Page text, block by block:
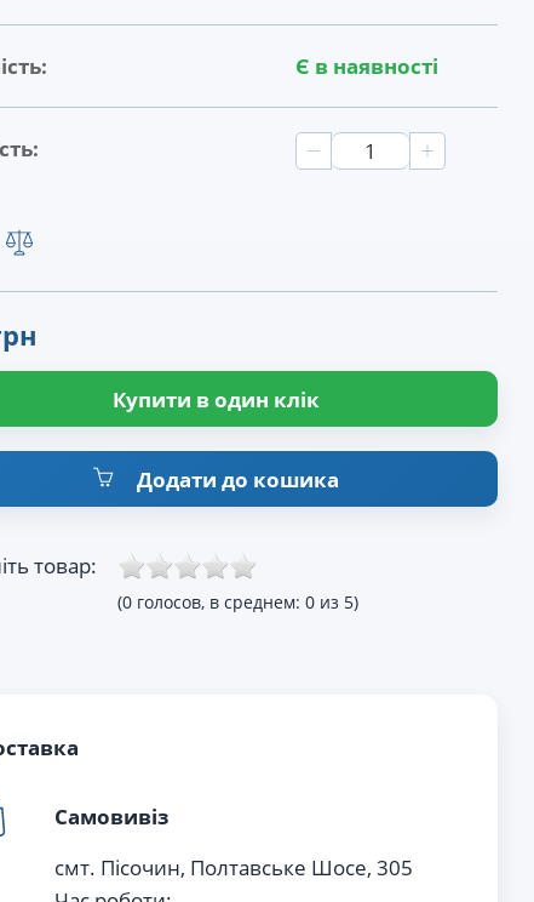
Є в наявності
Купити в один клік
Додати до кошика
товар:
(0 голосов, в среднем: 0 из 5)
Самовивіз
смт. Пісочин, Полтавське Шосе, 305